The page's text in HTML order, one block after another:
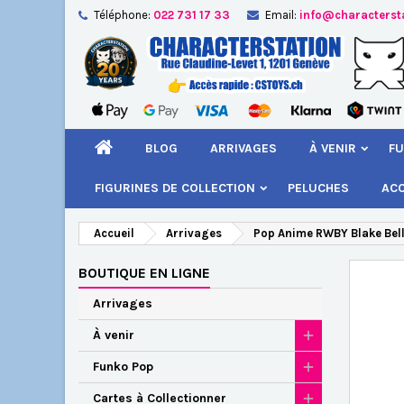
Téléphone: 022 731 17 33 Email:
BLOG ARRIVAGES À VENIR
FIGURINES DE COLLECTION PELUCHES
Accueil Arrivages Pop Anime RWBY Blake
BOUTIQUE EN LIGNE
Arrivages
À venir
Funko Pop
Cartes à Collectionner